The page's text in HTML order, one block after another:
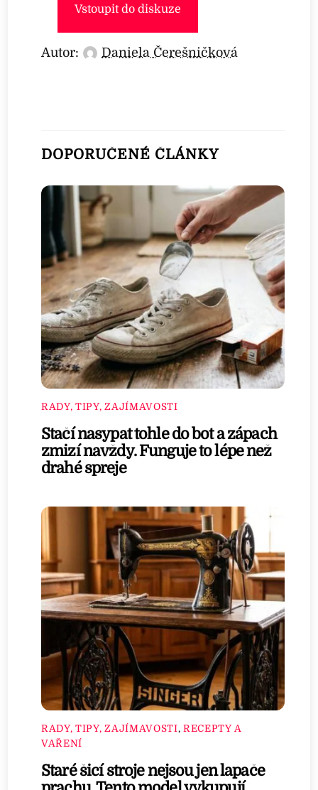
Vstoupit do diskuze
Autor: Daniela Čerešničková
DOPORUČENÉ ČLÁNKY
RADY, TIPY, ZAJÍMAVOSTI
Stačí nasypat tohle do bot a zápach
zmizí navždy. Funguje to lépe než
drahé spreje
RADY, TIPY, ZAJÍMAVOSTI, RECEPTY A
VAŘENÍ
Staré šicí stroje nejsou jen lapače